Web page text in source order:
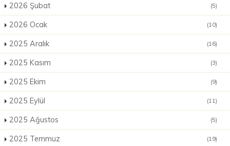
2026 Şubat (5)
2026 Ocak (10)
2025 Aralık (16)
2025 Kasım (3)
2025 Ekim (9)
2025 Eylül (11)
2025 Ağustos (5)
2025 Temmuz (19)